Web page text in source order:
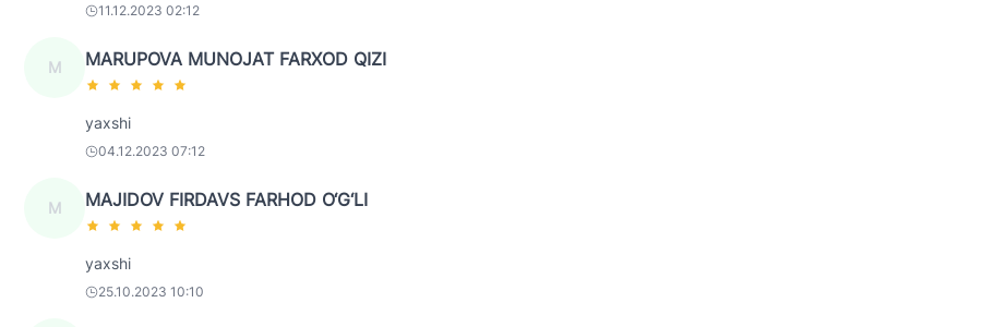
11.12.2023 02:12
M MARUPOVA MUNOJAT FARXOD QIZI
yaxshi
04.12.2023 07:12
M MAJIDOV FIRDAVS FARHOD O‘G‘LI
yaxshi
25.10.2023 10:10